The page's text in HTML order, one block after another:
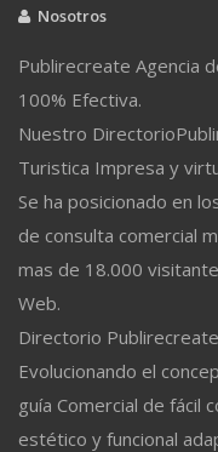
Nosotros
Publirecreate Agencia
100% Efectiva.
Nuestro
Turistica Impresa y
Se ha posicionado en
de consulta comercial
mas de 18.000
Web.
Directorio
Evolucionando el
guía Comercial de fácil
estético y funcional